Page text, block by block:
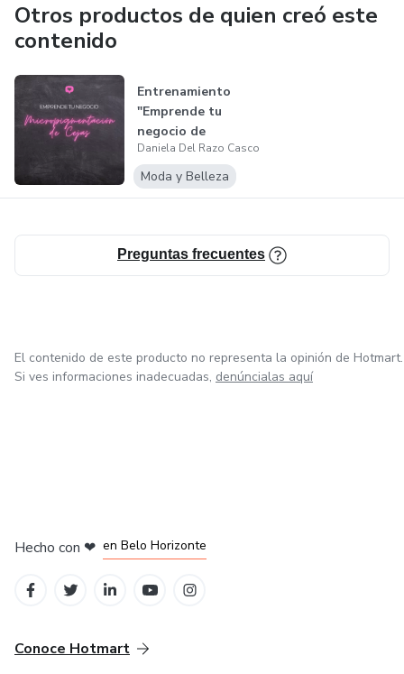
Otros productos de quien creó este
contenido
Entrenamiento
"Emprende tu
negocio de
micropigmentación
de c...
Daniela Del Razo Casco
Moda y Belleza
Preguntas frecuentes
El contenido de este producto no representa la opinión de Hotmart.
Si ves informaciones inadecuadas, denúncialas aquí
Hecho con ❤ en Belo Horizonte
Conoce Hotmart